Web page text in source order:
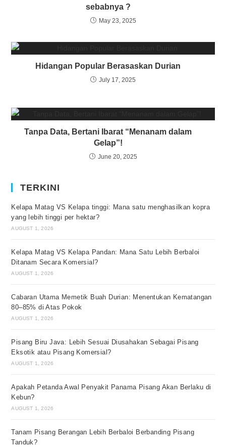
sebabnya ?
May 23, 2025
Hidangan Popular Berasaskan Durian
July 17, 2025
Tanpa Data, Bertani Ibarat “Menanam dalam
Gelap”!
June 20, 2025
TERKINI
Kelapa Matag VS Kelapa tinggi: Mana satu menghasilkan kopra
yang lebih tinggi per hektar?
AUGUST 1, 2026
Kelapa Matag VS Kelapa Pandan: Mana Satu Lebih Berbaloi
Ditanam Secara Komersial?
AUGUST 1, 2026
Cabaran Utama Memetik Buah Durian: Menentukan Kematangan
80–85% di Atas Pokok
AUGUST 1, 2026
Pisang Biru Java: Lebih Sesuai Diusahakan Sebagai Pisang
Eksotik atau Pisang Komersial?
AUGUST 1, 2026
Apakah Petanda Awal Penyakit Panama Pisang Akan Berlaku di
Kebun?
AUGUST 1, 2026
Tanam Pisang Berangan Lebih Berbaloi Berbanding Pisang
Tanduk?